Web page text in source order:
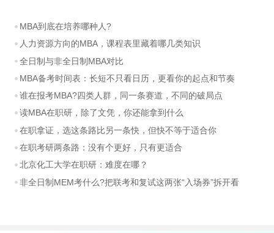
MBA到底在培养哪种人?
人力资源方向的MBA，课程表里藏着哪几类知识
全日制与非全日制MBA对比
MBA备考时间表：长短不只看日历，更看你的起点和节奏
谁在报考MBA?四类人群，同一条赛道，不同的破局点
读MBA在职研，除了文凭，你还能拿到什么
在职拿证，选这条路比另一条快，但快不等于适合你
在职考研两条路：没有个更好，只有更适合
北京化工大学在职研：难度在哪？
非全日制MEM考什么?把联考和复试这两张“入场券”拆开看